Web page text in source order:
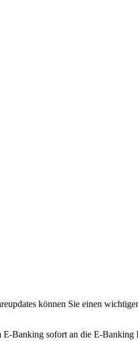
können Sie einen
E-Banking sofort an die E-Banking